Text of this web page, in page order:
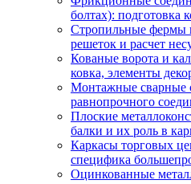
болтах): подготовка
Стропильные фермы
решеток и расчет
Кованые ворота и
ковка, элементы
Монтажные сварные
равнопрочного
Плоские
балки и их роль в
Каркасы торговых
специфика
Оцинкованные